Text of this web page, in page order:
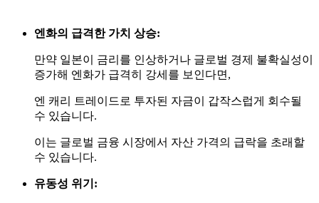
엔화의 급격한 가치 상승:
만약 일본이 금리를 인상하거나 글로벌 경제 불확실성이
증가해 엔화가 급격히 강세를 보인다면,
엔 캐리 트레이드로 투자된 자금이 갑작스럽게 회수될
수 있습니다.
이는 글로벌 금융 시장에서 자산 가격의 급락을 초래할
수 있습니다.
유동성 위기: